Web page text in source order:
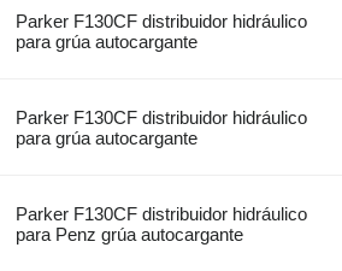
Parker F130CF distribuidor hidráulico
para grúa autocargante
Parker F130CF distribuidor hidráulico
para grúa autocargante
Parker F130CF distribuidor hidráulico
para Penz grúa autocargante